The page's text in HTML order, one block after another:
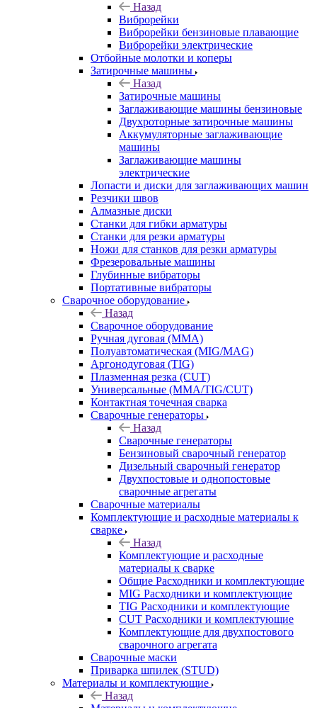
Назад
Виброрейки
Виброрейки бензиновые плавающие
Виброрейки электрические
Отбойные молотки и коперы
Затирочные машины
Назад
Затирочные машины
Заглаживающие машины бензиновые
Двухроторные затирочные машины
Аккумуляторные заглаживающие
машины
Заглаживающие машины
электрические
Лопасти и диски для заглаживающих машин
Резчики швов
Алмазные диски
Станки для гибки арматуры
Станки для резки арматуры
Ножи для станков для резки арматуры
Фрезеровальные машины
Глубинные вибраторы
Портативные вибраторы
Сварочное оборудование
Назад
Сварочное оборудование
Ручная дуговая (MMA)
Полуавтоматическая (MIG/MAG)
Аргонодуговая (TIG)
Плазменная резка (CUT)
Универсальные (MMA/TIG/CUT)
Контактная точечная сварка
Сварочные генераторы
Назад
Сварочные генераторы
Бензиновый сварочный генератор
Дизельный сварочный генератор
Двухпостовые и однопостовые
сварочные агрегаты
Сварочные материалы
Комплектующие и расходные материалы к
сварке
Назад
Комплектующие и расходные
материалы к сварке
Общие Расходники и комплектующие
MIG Расходники и комплектующие
TIG Расходники и комплектующие
CUT Расходники и комплектующие
Комплектующие для двухпостового
сварочного агрегата
Сварочные маски
Приварка шпилек (STUD)
Материалы и комплектующие
Назад